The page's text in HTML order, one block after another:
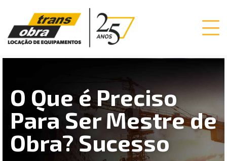
O Que é Preciso
Para Ser Mestre de
Obra? Sucesso